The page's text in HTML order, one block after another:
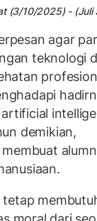
(3/10/2025) - (Juli
agar
teknologi
demikian,
tetap